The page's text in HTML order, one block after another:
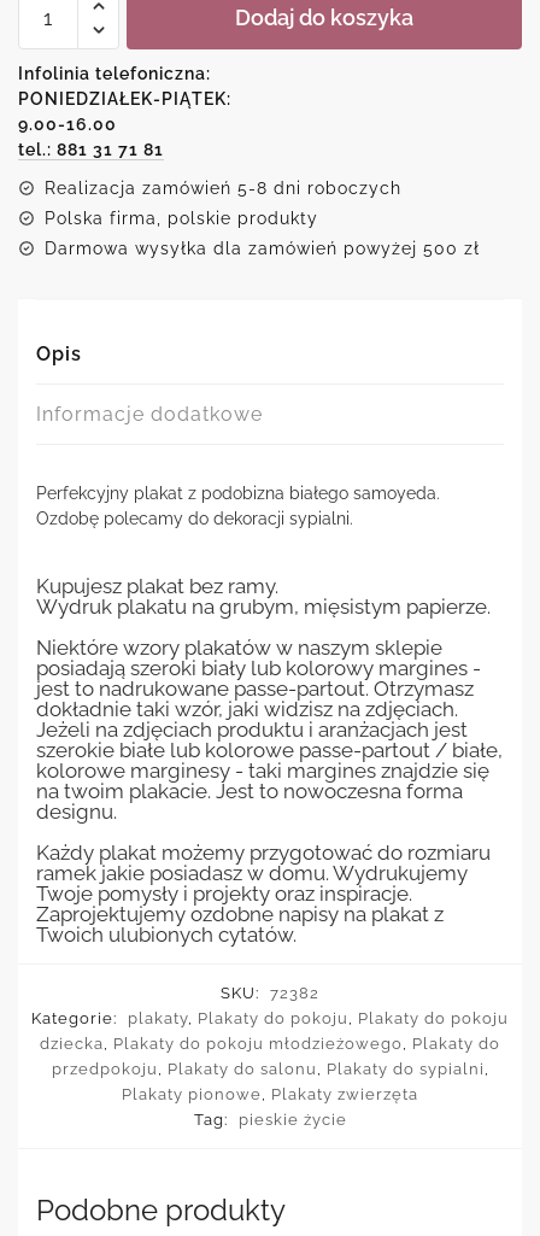
Plakat
samoyeda
i
metryczką
Dodaj do koszyka
Infolinia telefoniczna:
PONIEDZIAŁEK-PIĄTEK:
9.00-16.00
tel.: 881 31 71 81
Realizacja zamówień 5-8 dni roboczych
Polska firma, polskie produkty
Darmowa wysyłka dla zamówień powyżej 500 zł
Opis
Informacje dodatkowe
Perfekcyjny plakat z podobizna białego samoyeda.
Ozdobę polecamy do dekoracji sypialni.
Kupujesz plakat bez ramy.
Wydruk plakatu na grubym, mięsistym papierze.
Niektóre wzory plakatów w naszym sklepie
posiadają szeroki biały lub kolorowy margines -
jest to nadrukowane passe-partout. Otrzymasz
dokładnie taki wzór, jaki widzisz na zdjęciach.
Jeżeli na zdjęciach produktu i aranżacjach jest
szerokie białe lub kolorowe passe-partout / białe,
kolorowe marginesy - taki margines znajdzie się
na twoim plakacie. Jest to nowoczesna forma
designu.
Każdy plakat możemy przygotować do rozmiaru
ramek jakie posiadasz w domu. Wydrukujemy
Twoje pomysły i projekty oraz inspiracje.
Zaprojektujemy ozdobne napisy na plakat z
Twoich ulubionych cytatów.
SKU:
72382
Kategorie:
plakaty Plakaty do pokoju
Plakaty do pokoju
dziecka
Plakaty do pokoju młodzieżowego
Plakaty do
przedpokoju
Plakaty do salonu Plakaty do sypialni
Plakaty pionowe
Plakaty zwierzęta
Tag:
pieskie życie
Podobne produkty